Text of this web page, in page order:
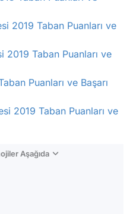
2019 Taban Puanları ve
2019 Taban Puanları ve
Puanları ve Başarı
2019 Taban Puanları ve
Aşağıda